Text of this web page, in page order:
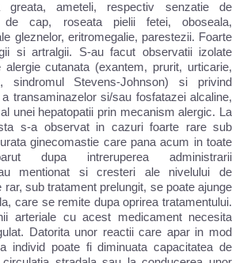
greata, ameteli, respectiv senzatie de
de cap, roseata pielii fetei, oboseala,
gleznelor, eritromegalie, parestezii. Foarte
si artralgii. S-au facut observatii izolate
alergie cutanata (exantem, prurit, urticarie,
sindromul Stevens-Johnson) si privind
transaminazelor si/sau fosfatazei alcaline,
unei hepatopatii prin mecanism alergic. La
s-a observat in cazuri foarte rare sub
ginecomastie care pana acum in toate
dupa intreruperea administrarii
au mentionat si cresteri ale nivelului de
sub tratament prelungit, se poate ajunge
care se remite dupa oprirea tratamentului.
arteriale cu acest medicament necesita
Datorita unor reactii care apar in mod
individ poate fi diminuata capacitatea de